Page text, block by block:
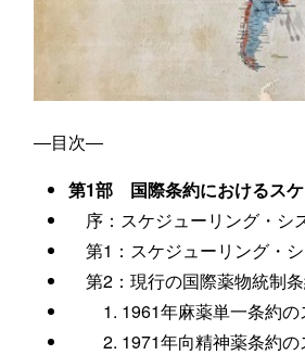
―目次―
第1部 国際条約におけるス
序：スケジューリング・シ
第1：スケジューリング・
第2：現行の国際薬物統制
1. 1961年麻薬単一条約の
2. 1971年向精神薬条約の